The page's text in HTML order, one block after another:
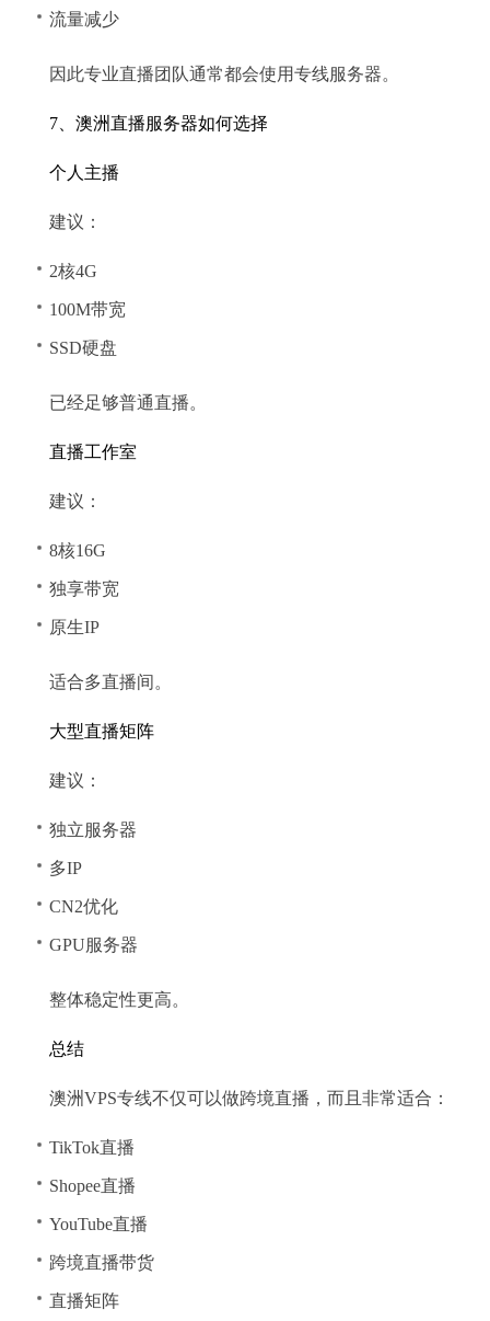
流量减少
因此专业直播团队通常都会使用专线服务器。
7、澳洲直播服务器如何选择
个人主播
建议：
2核4G
100M带宽
SSD硬盘
已经足够普通直播。
直播工作室
建议：
8核16G
独享带宽
原生IP
适合多直播间。
大型直播矩阵
建议：
独立服务器
多IP
CN2优化
GPU服务器
整体稳定性更高。
总结
澳洲VPS专线不仅可以做跨境直播，而且非常适合：
TikTok直播
Shopee直播
YouTube直播
跨境直播带货
直播矩阵